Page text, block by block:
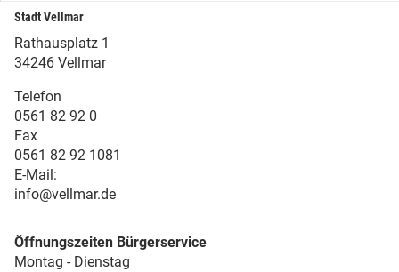
Stadt Vellmar
Rathausplatz 1
34246 Vellmar
Telefon
0561 82 92 0
Fax
0561 82 92 1081
E-Mail:
info@vellmar.de
Öffnungszeiten Bürgerservice
Montag - Dienstag